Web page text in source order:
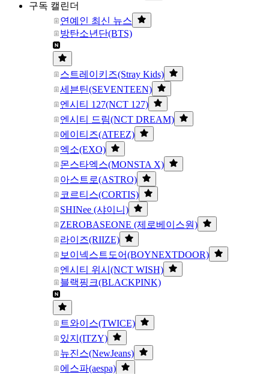
구독 캘린더
연예인 최신 뉴스
방탄소년단(BTS)
스트레이키즈(Stray Kids)
세븐틴(SEVENTEEN)
엔시티 127(NCT 127)
엔시티 드림(NCT DREAM)
에이티즈(ATEEZ)
엑소(EXO)
몬스타엑스(MONSTA X)
아스트로(ASTRO)
코르티스(CORTIS)
SHINee (샤이니)
ZEROBASEONE (제로베이스원)
라이즈(RIIZE)
보이넥스트도어(BOYNEXTDOOR)
엔시티 위시(NCT WISH)
블랙핑크(BLACKPINK)
트와이스(TWICE)
있지(ITZY)
뉴진스(NewJeans)
에스파(aespa)